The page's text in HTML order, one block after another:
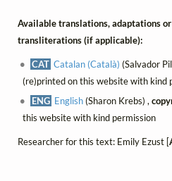
Available translations, adaptations
transliterations (if applicable):
CAT Catalan (Català) (Salvador
(re)printed on this website with kind
ENG English(Sharon Krebs) ,
this website with kind permission
Researcher for this text: Emily Ezust [